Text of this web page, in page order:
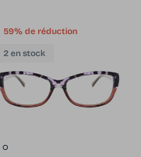
59% de réduction
2 en stock